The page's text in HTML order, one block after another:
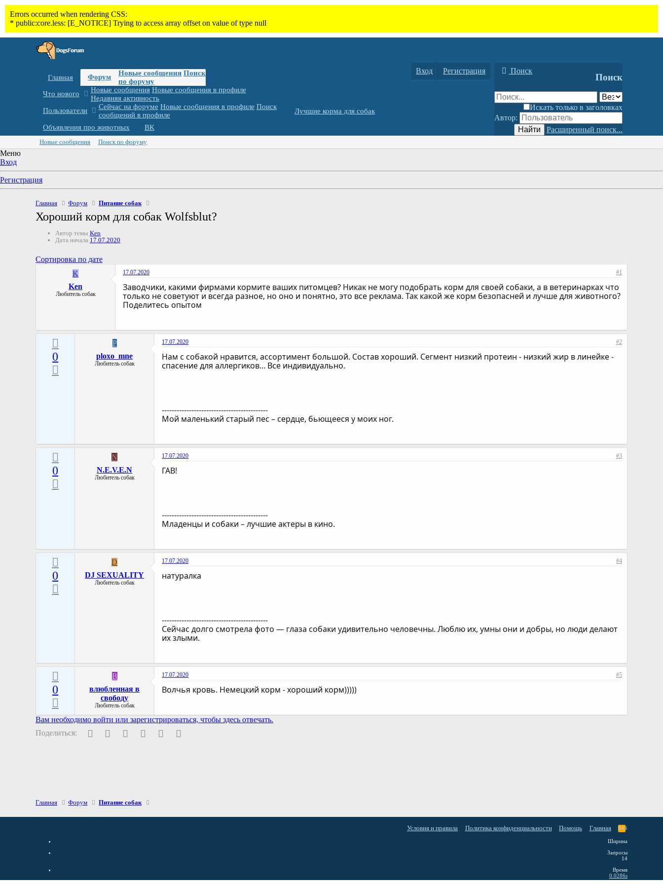
Главная Форум Новые сообщения Поиск
по форуму
Что нового
Новые сообщения Новые сообщения в профиле
Недавняя активность
Пользователи
Сейчас на форуме Новые сообщения в профиле Поиск
сообщений в профиле
Лучшие корма для собак
Объявления про животных ВК
Вход Регистрация Поиск
Поиск
Искать только в заголовках
Автор:
Найти
Расширенный поиск...
Новые сообщения Поиск по форуму
Меню
Вход
Регистрация
Главная Форум Питание собак
Хороший корм для собак Wolfsblut?
Автор темы Ken
Дата начала 17.07.2020
Сортировка по дате
K
Ken
Любитель собак
17.07.2020 #1
Заводчики, какими фирмами кормите ваших питомцев? Никак не могу подобрать корм для своей собаки, а в ветеринарках что
только не советуют и всегда разное, но оно и понятно, это все реклама. Так какой же корм безопасней и лучше для животного?
Поделитесь опытом
0
P
ploxo_mne
Любитель собак
17.07.2020 #2
Нам с собакой нравится, ассортимент большой. Состав хороший. Сегмент низкий протеин - низкий жир в линейке -
спасение для аллергиков... Все индивидуально.
-------------------------------------------
Мой маленький старый пес – сердце, бьющееся у моих ног.
0
N
N.E.V.E.N
Любитель собак
17.07.2020 #3
ГАВ!
-------------------------------------------
Младенцы и собаки – лучшие актеры в кино.
0
D
DJ SEXUALITY
Любитель собак
17.07.2020 #4
натуралка
-------------------------------------------
Сейчас долго смотрела фото — глаза собаки удивительно человечны. Люблю их, умны они и добры, но люди делают
их злыми.
0
В
влюбленная в
свободу
Любитель собак
17.07.2020 #5
Волчья кровь. Немецкий корм - хороший корм)))))
Вам необходимо войти или зарегистрироваться, чтобы здесь отвечать.
Поделиться:
Facebook
Twitter PinterestWhatsAppЭлектронная почта
Главная Форум Питание собак
Условия и правила Политика конфиденциальности Помощь Главная RSS
Ширина
Запросы
14
Время
0.0286s